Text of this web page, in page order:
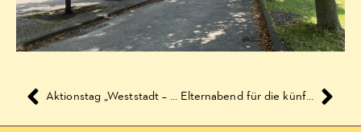
Aktionstag „Weststadt – sympathisch und sauber“ Elternabend für die künftigen drei 1. Klassen und den Schulkindergarten, Schuljahr 2012/2013